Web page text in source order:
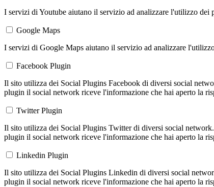
I servizi di Youtube aiutano il servizio ad analizzare l'utilizzo
Google Maps
I servizi di Google Maps aiutano il servizio ad analizzare
Facebook Plugin
Il sito utilizza dei Social Plugins Facebook di diversi social
plugin il social network riceve l'informazione che hai aperto la
Twitter Plugin
Il sito utilizza dei Social Plugins Twitter di diversi social
plugin il social network riceve l'informazione che hai aperto la
Linkedin Plugin
Il sito utilizza dei Social Plugins Linkedin di diversi social
plugin il social network riceve l'informazione che hai aperto la